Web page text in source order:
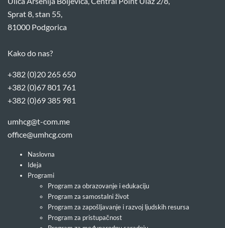
Sprat 8, stan 55,
81000 Podgorica
Kako do nas?
+382 (0)20 265 650
+382 (0)67 801 761
+382 (0)69 385 981
umhcg@t-com.me
office@umhcg.com
Naslovna
Ideja
Programi
Program za obrazovanje i edukaciju
Program za samostalni život
Program za zapošljavanje i razvoj ljudskih resursa
Program za pristupačnost